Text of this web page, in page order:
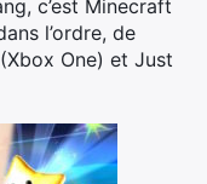
c’est Minecraft
l’ordre, de
One) et Just